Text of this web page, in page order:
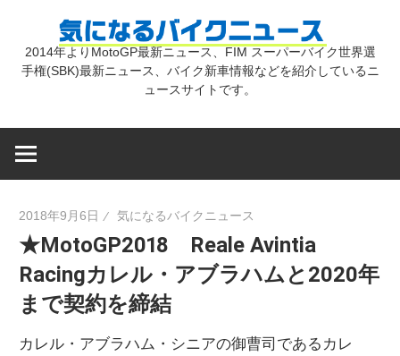
気
バ
2014年よりMotoGP最新ニュース、FIM スーパーバイク世界選
手権(SBK)最新ニュース、バイク新車情報などを紹介しているニ
ュースサイトです。
2018年9月6日 気になるバイクニュース
★MotoGP2018 Reale Avintia
Racingカレル・アブラハムと2020年
まで契約を締結
カレル・アブラハム・シニアの御曹司であるカレ